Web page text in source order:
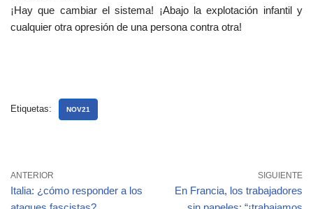
¡Hay que cambiar el sistema! ¡Abajo la explotación infantil y
cualquier otra opresión de una persona contra otra!
Etiquetas: NOV21
ANTERIOR
Italia: ¿cómo responder a los
SIGUIENTE
En Francia, los trabajadores